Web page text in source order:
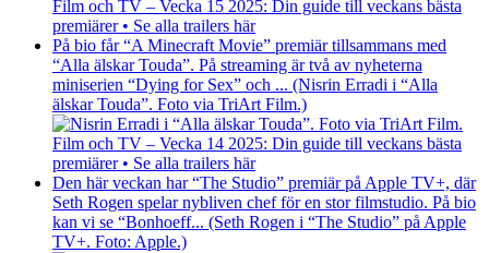
Film och TV – Vecka 15 2025: Din guide till veckans bästa
premiärer • Se alla trailers här
På bio får “A Minecraft Movie” premiär tillsammans med
“Alla älskar Touda”. På streaming är två av nyheterna
miniserien “Dying for Sex” och ... (Nisrin Erradi i “Alla
älskar Touda”. Foto via TriArt Film.)
Film och TV – Vecka 14 2025: Din guide till veckans bästa
premiärer • Se alla trailers här
Den här veckan har “The Studio” premiär på Apple TV+, där
Seth Rogen spelar nybliven chef för en stor filmstudio. På bio
kan vi se “Bonhoeff... (Seth Rogen i “The Studio” på Apple
TV+. Foto: Apple.)